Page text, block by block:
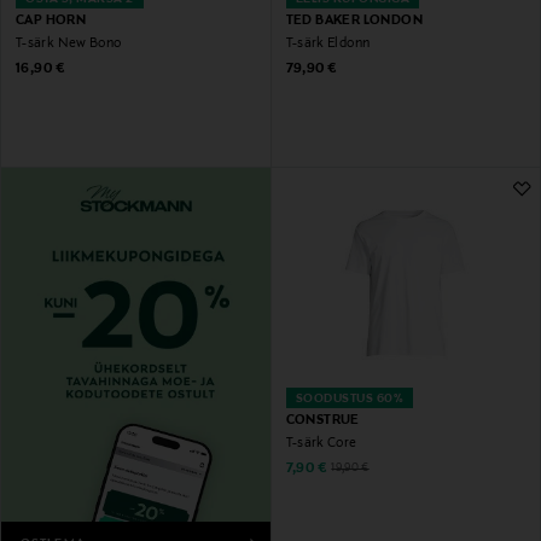
CAP HORN
T-särk New Bono
Original Price
16,90 €
TED BAKER LONDON
T-särk Eldonn
Original Price
79,90 €
SOODUSTUS 60%
CONSTRUE
T-särk Core
Discounted Price
7,90 € Original Price
19,90 €